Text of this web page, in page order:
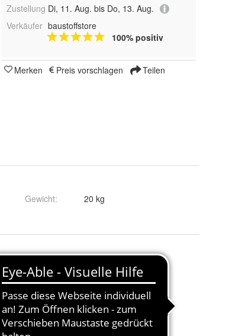
Zustellung Di, 11. Aug. bis Do, 13. Aug.
Verkäufer baustoffstore
100% positiv
Merken Preis vorschlagen Teilen
Gewicht: 20 kg